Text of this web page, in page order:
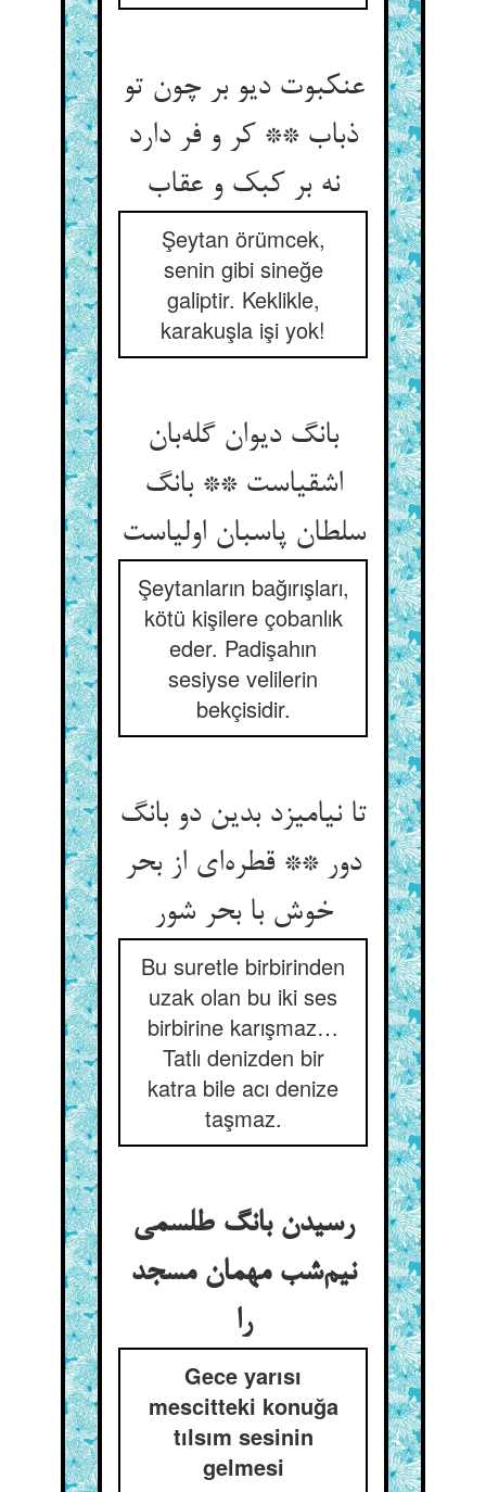
عنکبوت دیو بر چون تو
ذباب ** کر و فر دارد
نه بر کبک و عقاب
Şeytan örümcek,
senin gibi sineğe
galiptir. Keklikle,
karakuşla işi yok!
بانگ دیوان گله‌بان
اشقیاست ** بانگ
سلطان پاسبان اولیاست
Şeytanların bağırışları,
kötü kişilere çobanlık
eder. Padişahın
sesiyse velilerin
bekçisidir.
تا نیامیزد بدین دو بانگ
دور ** قطره‌ای از بحر
خوش با بحر شور
Bu suretle birbirinden
uzak olan bu iki ses
birbirine karışmaz…
Tatlı denizden bir
katra bile acı denize
taşmaz.
رسیدن بانگ طلسمی
نیم‌شب مهمان مسجد
را
Gece yarısı
mescitteki konuğa
tılsım sesinin
gelmesi